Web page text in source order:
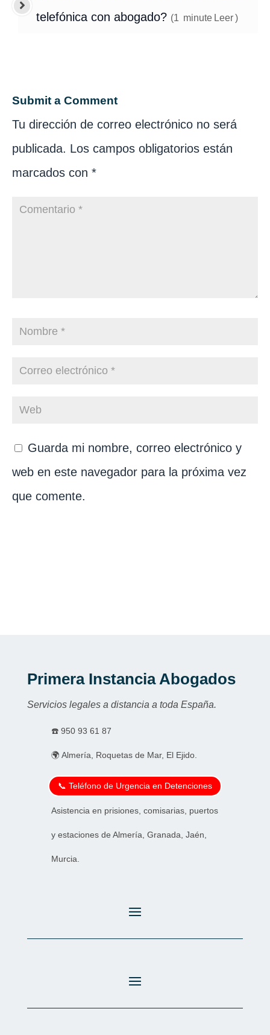
telefónica con abogado? (1 minute Leer)
Submit a Comment
Tu dirección de correo electrónico no será
publicada. Los campos obligatorios están
marcados con *
Guarda mi nombre, correo electrónico y
web en este navegador para la próxima vez
que comente.
Primera Instancia Abogados
Servicios legales a distancia a toda España.
☎️ 950 93 61 87
🌍 Almería, Roquetas de Mar, El Ejido.
📞 Teléfono de Urgencia en Detenciones
Asistencia en prisiones, comisarias, puertos
y estaciones de Almería, Granada, Jaén,
Murcia.